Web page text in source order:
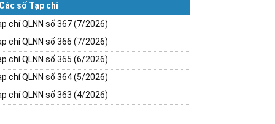
Các số Tạp chí
chí QLNN số 367 (7/2026)
chí QLNN số 366 (7/2026)
chí QLNN số 365 (6/2026)
chí QLNN số 364 (5/2026)
chí QLNN số 363 (4/2026)